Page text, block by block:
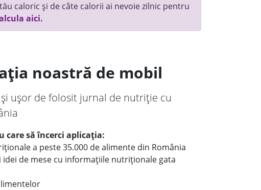
caloric și de câte calorii ai nevoie zilnic pentru
aici.
noastră de mobil
ușor de folosit jurnal de nutriție cu
care să încerci aplicația:
a peste 35.000 de alimente din România
idei de mese cu informațiile nutriționale gata